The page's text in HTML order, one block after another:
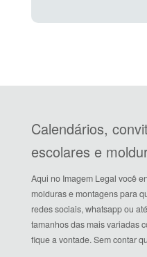
Calendários,
escolares e
Aqui no Imagem Legal você
molduras e montagens para
redes sociais, whatsapp ou
tamanhos das mais variadas
fique a vontade. Sem contar